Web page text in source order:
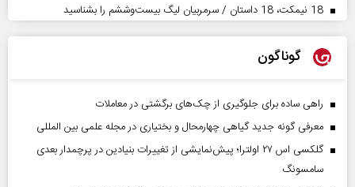
18 نیمکت، 18 داستان / سرمربیان لیگ بیست‌وششم را بشناسید
گوناگون
راهی ساده برای جلوگیری از چک‌های برگشتی در معاملات
معرفی گونه جدید گیاهی چهارمحال و بختیاری در مجله علمی بین المللی
گلکسی اس ۲۷ اولترا؛ پیش‌نمایشی از تغییرات بنیادین در پرچمدار بعدی
سامسونگ